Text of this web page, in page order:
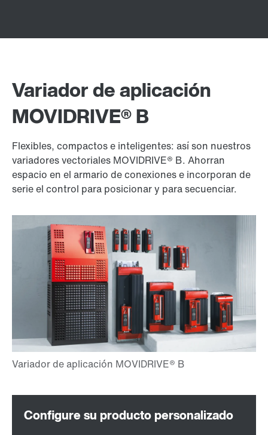
Variador de aplicación
MOVIDRIVE® B
Flexibles, compactos e inteligentes: así son nuestros
variadores vectoriales MOVIDRIVE® B. Ahorran
espacio en el armario de conexiones e incorporan de
serie el control para posicionar y para secuenciar.